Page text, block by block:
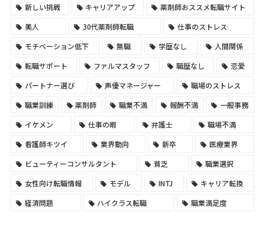
新しい挑戦
キャリアアップ
薬剤師おススメ転職サイト
美人
30代薬剤師転職
仕事のストレス
モチベーション低下
無職 学歴なし
人間関係
転職サポート
ファルマスタッフ 職歴なし
恋愛
パートナー選び
声優マネージャー
職場のストレス
職業訓練
薬剤師 職業不満 報酬不満
一般事務
イケメン
仕事の暇 弁護士
職場不満
看護師キツイ
業界動向 新卒
医療業界
ビューティーコンサルタント
貧乏
職業選択
女性向け転職情報
モデル INTJ
キャリア転換
経済問題
ハイクラス転職 職業満足度